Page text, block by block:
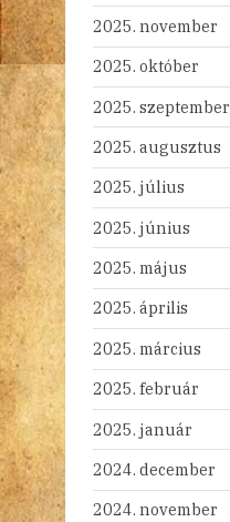
2025. november
2025. október
2025. szeptember
2025. augusztus
2025. július
2025. június
2025. május
2025. április
2025. március
2025. február
2025. január
2024. december
2024. november